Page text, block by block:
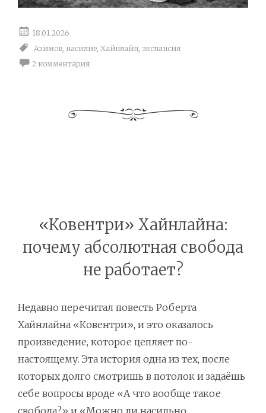
18.01.2026
Азимов, насилие, Хайнлайн, экспансия
2 комментария
«Ковентри» Хайнлайна:
почему абсолютная свобода
не работает?
Недавно перечитал повесть Роберта
Хайнлайна «Ковентри», и это оказалось
произведение, которое цепляет по-
настоящему. Эта история одна из тех, после
которых долго смотришь в потолок и задаёшь
себе вопросы вроде «А что вообще такое